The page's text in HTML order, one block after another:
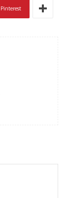
Pinterest